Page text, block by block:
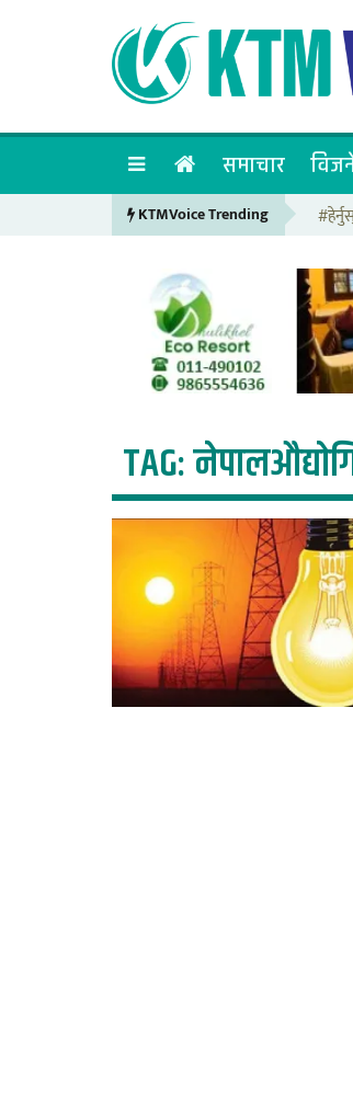
समाचार
KTMVoice Trending
TAG: